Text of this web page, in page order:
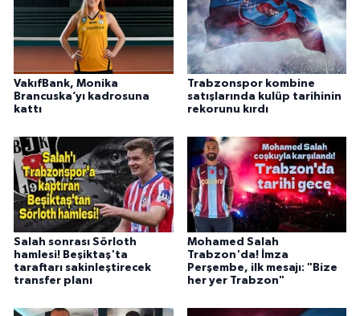
VakıfBank, Monika
Brancuska’yı kadrosuna
kattı
Trabzonspor kombine
satışlarında kulüp tarihinin
rekorunu kırdı
Salah sonrası Sörloth
hamlesi! Beşiktaş'ta
taraftarı sakinleştirecek
transfer planı
Mohamed Salah
Trabzon'da! İmza
Perşembe, ilk mesajı: "Bize
her yer Trabzon"